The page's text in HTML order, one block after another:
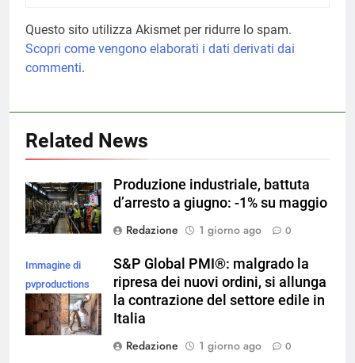
Questo sito utilizza Akismet per ridurre lo spam.
Scopri come vengono elaborati i dati derivati dai
commenti.
Related News
Produzione industriale, battuta
d’arresto a giugno: -1% su maggio
Redazione
1 giorno ago 0
Immagine di
pvproductions
su Magnific
S&P Global PMI®: malgrado la
ripresa dei nuovi ordini, si allunga
la contrazione del settore edile in
Italia
Redazione
1 giorno ago 0